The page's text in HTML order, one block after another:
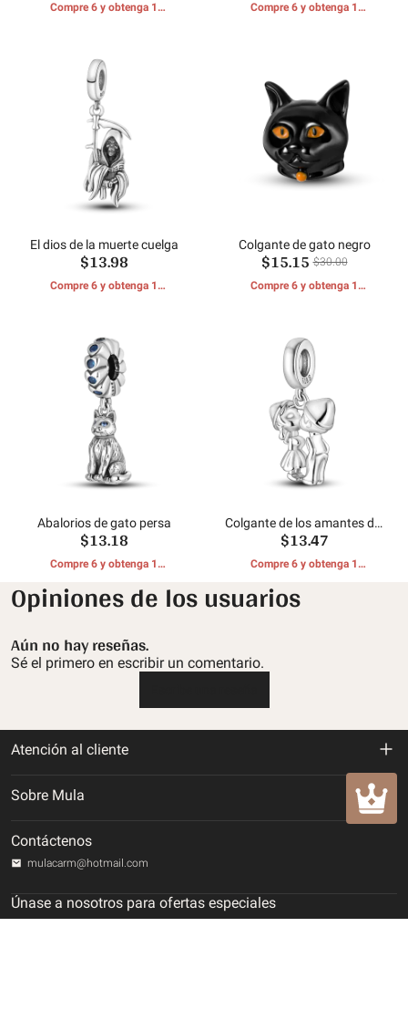
Compre 6 y obtenga 1
Compre 6 y obtenga 1
El dios de la muerte cuelga
$13.98
Compre 6 y obtenga 1
Colgante de gato negro
$15.15 $30.00
Compre 6 y obtenga 1
Abalorios de gato persa
$13.18
Compre 6 y obtenga 1
Colgante de los amantes del
tesoro de plata
$13.47
Compre 6 y obtenga 1
Opiniones de los usuarios
Aún no hay reseñas.
Sé el primero en escribir un comentario.
Atención al cliente
Política de privacidad
Términos de servicio
Sobre Mula
Rastrea tu orden
Contáctenos
Contáctenos
mulacarm@hotmail.com
Únase a nosotros para ofertas especiales